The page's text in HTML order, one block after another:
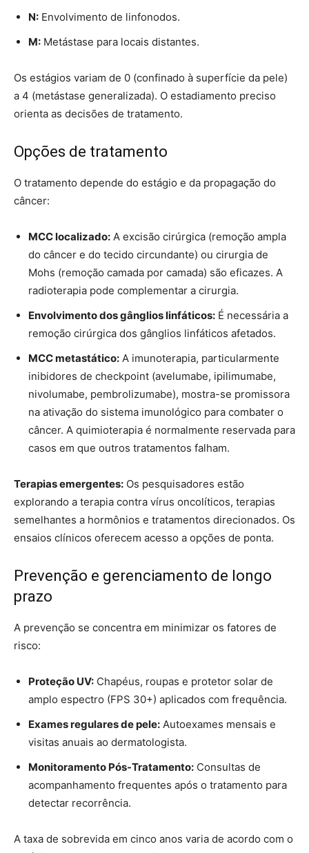
N: Envolvimento de linfonodos.
M: Metástase para locais distantes.
Os estágios variam de 0 (confinado à superfície da pele)
a 4 (metástase generalizada). O estadiamento preciso
orienta as decisões de tratamento.
Opções de tratamento
O tratamento depende do estágio e da propagação do
câncer:
MCC localizado: A excisão cirúrgica (remoção ampla
do câncer e do tecido circundante) ou cirurgia de
Mohs (remoção camada por camada) são eficazes. A
radioterapia pode complementar a cirurgia.
Envolvimento dos gânglios linfáticos: É necessária a
remoção cirúrgica dos gânglios linfáticos afetados.
MCC metastático: A imunoterapia, particularmente
inibidores de checkpoint (avelumabe, ipilimumabe,
nivolumabe, pembrolizumabe), mostra-se promissora
na ativação do sistema imunológico para combater o
câncer. A quimioterapia é normalmente reservada para
casos em que outros tratamentos falham.
Terapias emergentes: Os pesquisadores estão
explorando a terapia contra vírus oncolíticos, terapias
semelhantes a hormônios e tratamentos direcionados. Os
ensaios clínicos oferecem acesso a opções de ponta.
Prevenção e gerenciamento de longo
prazo
A prevenção se concentra em minimizar os fatores de
risco:
Proteção UV: Chapéus, roupas e protetor solar de
amplo espectro (FPS 30+) aplicados com frequência.
Exames regulares de pele: Autoexames mensais e
visitas anuais ao dermatologista.
Monitoramento Pós-Tratamento: Consultas de
acompanhamento frequentes após o tratamento para
detectar recorrência.
A taxa de sobrevida em cinco anos varia de acordo com o